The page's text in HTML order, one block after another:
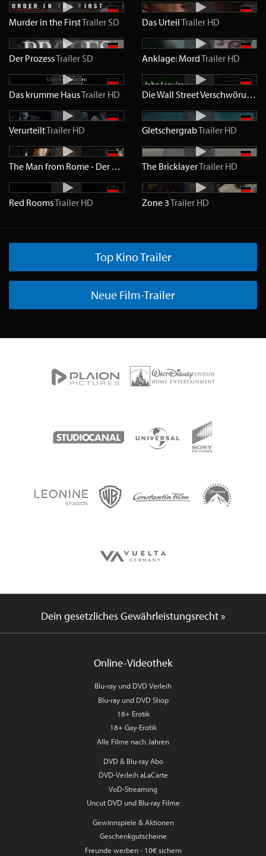
Murder in the FirstTrailer SD Das UrteilTrailer HD
Der ProzessTrailer SD Anklage: MordTrailer HD
Das krumme HausTrailer HD Die Wall Street Verschwörung
VerurteiltTrailer HD GletschergrabTrailer HD
The Man from Rome - Der Vatikan Code TrailerHD
The BricklayerTrailer HD
Red RoomsTrailer HD Zone 3Trailer HD
Top Kino Trailer
Neue Film-Trailer
Dein gesetzliches Gewährleistungsrecht »
Online-Videothek
Blu-ray und DVD Verleih
Blu-ray und DVD Shop
18+ Erotik
18+ Gay-Erotik
Alle Filme nach Jahren
DVD & Blu-ray Abo
DVD-Verleih aLaCarte
VoD-Streaming
Uncut DVD und Blu-ray Filme
Gewinnspiele & Aktionen
Geschenkgutscheine
Freunde werben - 10€ sichern